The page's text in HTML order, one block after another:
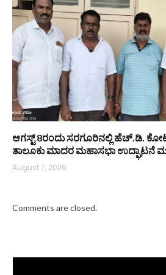
ಆಗಸ್ಟ್ 8ರಂದು ಸರಗೂರಿನಲ್ಲಿ ಹೆಚ್.ಡಿ.
ತಾಲೂಕು ಮಾದರ ಮಹಾಸಭಾ ಉದ್ಘಾಟನೆ
August 7, 2026
Comments are closed.